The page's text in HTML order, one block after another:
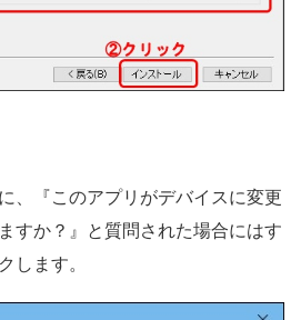
、『このアプリがデバイスに変更
すか？』と質問された場合にはす
します。